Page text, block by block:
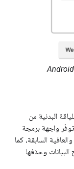
البدنية من
واجهة برمجة
السابقة، كما
وحذفها